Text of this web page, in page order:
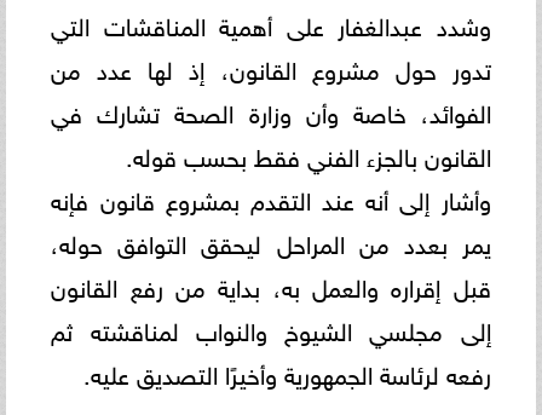
وشدد عبدالغفار على أهمية المناقشات التي
تدور حول مشروع القانون، إذ لها عدد من
الفوائد، خاصة وأن وزارة الصحة تشارك في
القانون بالجزء الفني فقط بحسب قوله.
وأشار إلى أنه عند التقدم بمشروع قانون فإنه
يمر بعدد من المراحل ليحقق التوافق حوله،
قبل إقراره والعمل به، بداية من رفع القانون
إلى مجلسي الشيوخ والنواب لمناقشته ثم
رفعه لرئاسة الجمهورية وأخيرًا التصديق عليه.